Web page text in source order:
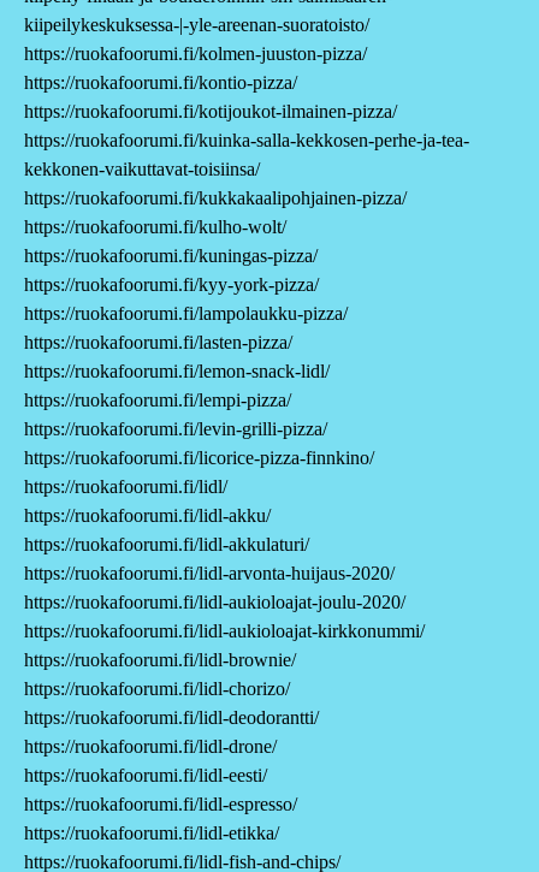
kiipeilykeskuksessa-|-yle-areenan-suoratoisto/
https://ruokafoorumi.fi/kolmen-juuston-pizza/
https://ruokafoorumi.fi/kontio-pizza/
https://ruokafoorumi.fi/kotijoukot-ilmainen-pizza/
https://ruokafoorumi.fi/kuinka-salla-kekkosen-perhe-ja-tea-
kekkonen-vaikuttavat-toisiinsa/
https://ruokafoorumi.fi/kukkakaalipohjainen-pizza/
https://ruokafoorumi.fi/kulho-wolt/
https://ruokafoorumi.fi/kuningas-pizza/
https://ruokafoorumi.fi/kyy-york-pizza/
https://ruokafoorumi.fi/lampolaukku-pizza/
https://ruokafoorumi.fi/lasten-pizza/
https://ruokafoorumi.fi/lemon-snack-lidl/
https://ruokafoorumi.fi/lempi-pizza/
https://ruokafoorumi.fi/levin-grilli-pizza/
https://ruokafoorumi.fi/licorice-pizza-finnkino/
https://ruokafoorumi.fi/lidl/
https://ruokafoorumi.fi/lidl-akku/
https://ruokafoorumi.fi/lidl-akkulaturi/
https://ruokafoorumi.fi/lidl-arvonta-huijaus-2020/
https://ruokafoorumi.fi/lidl-aukioloajat-joulu-2020/
https://ruokafoorumi.fi/lidl-aukioloajat-kirkkonummi/
https://ruokafoorumi.fi/lidl-brownie/
https://ruokafoorumi.fi/lidl-chorizo/
https://ruokafoorumi.fi/lidl-deodorantti/
https://ruokafoorumi.fi/lidl-drone/
https://ruokafoorumi.fi/lidl-eesti/
https://ruokafoorumi.fi/lidl-espresso/
https://ruokafoorumi.fi/lidl-etikka/
https://ruokafoorumi.fi/lidl-fish-and-chips/